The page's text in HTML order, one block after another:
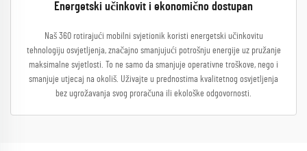
Energetski učinkovit i ekonomično dostupan
Naš 360 rotirajući mobilni svjetionik koristi energetski učinkovitu
tehnologiju osvjetljenja, značajno smanjujući potrošnju energije uz pružanje
maksimalne svjetlosti. To ne samo da smanjuje operativne troškove, nego i
smanjuje utjecaj na okoliš. Uživajte u prednostima kvalitetnog osvjetljenja
bez ugrožavanja svog proračuna ili ekološke odgovornosti.